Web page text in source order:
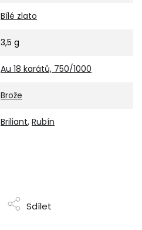
Bílé zlato
3,5 g
Au 18 karátů, 750/1000
Brože
Briliant, Rubín
Sdílet